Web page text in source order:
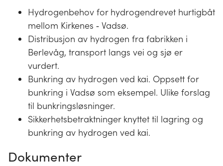
Hydrogenbehov for hydrogendrevet hurtigbåt
mellom Kirkenes ‐ Vadsø.
Distribusjon av hydrogen fra fabrikken i
Berlevåg, transport langs vei og sjø er
vurdert.
Bunkring av hydrogen ved kai. Oppsett for
bunkring i Vadsø som eksempel. Ulike forslag
til bunkringsløsninger.
Sikkerhetsbetraktninger knyttet til lagring og
bunkring av hydrogen ved kai.
Dokumenter